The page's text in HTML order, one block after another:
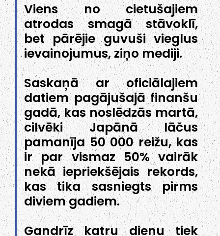
Viens no cietušajiem
atrodas smagā stāvoklī,
bet pārējie guvuši vieglus
ievainojumus, ziņo mediji.
Saskaņā ar oficiālajiem
datiem pagājušajā finanšu
gadā, kas noslēdzās martā,
cilvēki Japānā lāčus
pamanīja 50 000 reižu, kas
ir par vismaz 50% vairāk
nekā iepriekšējais rekords,
kas tika sasniegts pirms
diviem gadiem.
Gandrīz katru dienu tiek